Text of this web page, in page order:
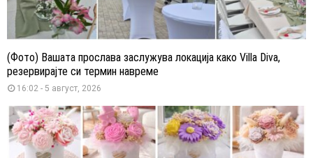
(Фото) Вашата прослава заслужува локација како Villa Diva,
резервирајте си термин навреме
16:02 - 5 август, 2026